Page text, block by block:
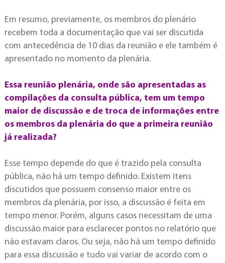
Em resumo, previamente, os membros do plenário
recebem toda a documentação que vai ser discutida
com antecedência de 10 dias da reunião e ele também é
apresentado no momento da plenária.
Essa reunião plenária, onde são apresentadas as
compilações da consulta pública, tem um tempo
maior de discussão e de troca de informações entre
os membros da plenária do que a primeira reunião
já realizada?
Esse tempo depende do que é trazido pela consulta
pública, não há um tempo definido. Existem itens
discutidos que possuem consenso maior entre os
membros da plenária, por isso, a discussão é feita em
tempo menor. Porém, alguns casos necessitam de uma
discussão maior para esclarecer pontos no relatório que
não estavam claros. Ou seja, não há um tempo definido
para essa discussão e tudo vai variar de acordo com o